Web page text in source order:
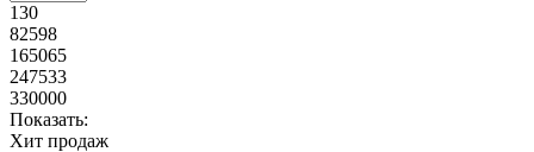
130
82598
165065
247533
330000
Показать:
Хит продаж